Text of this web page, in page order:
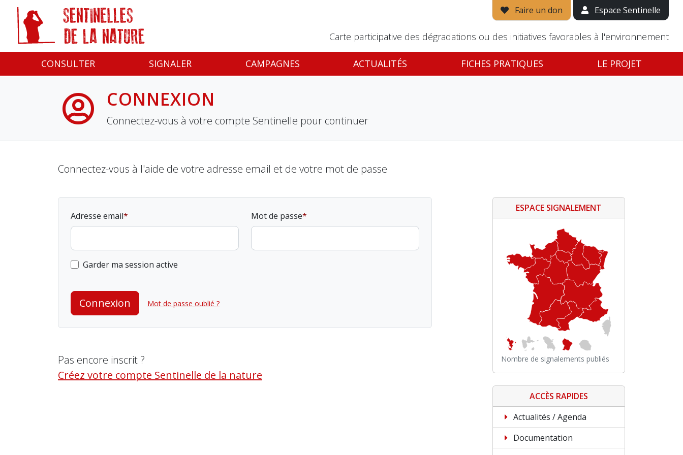
Faire un don Espace Sentinelle
Carte participative des dégradations ou des initiatives favorables à l'environnement
CONSULTER SIGNALER CAMPAGNES ACTUALITÉS FICHES PRATIQUES LE PROJET
CONNEXION
Connectez-vous à votre compte Sentinelle pour continuer
Connectez-vous à l'aide de votre adresse email et de votre mot de passe
Adresse email Mot de passe
Garder ma session active
Connexion Mot de passe oublié ?
Pas encore inscrit ?
Créez votre compte Sentinelle de la nature
ESPACE SIGNALEMENT
Nombre de signalements publiés
ACCÈS RAPIDES
Actualités / Agenda
Documentation
Panneau de gestion des cookies